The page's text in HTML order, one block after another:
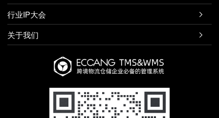
行业IP大会 
关于我们 